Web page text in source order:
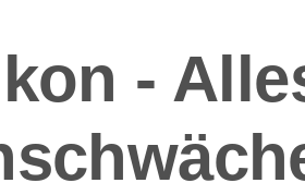
-